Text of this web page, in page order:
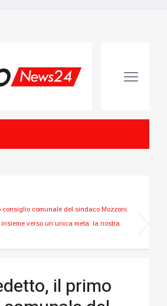
consiglio comunale del sindaco Mozzoni.
verso un’unica meta: la nostra
il primo